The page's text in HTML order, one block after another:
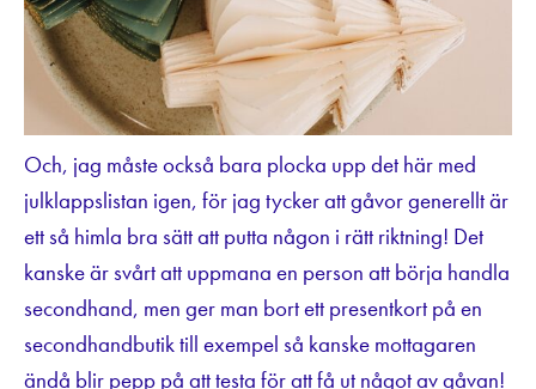
Och, jag måste också bara plocka upp det här med
julklappslistan igen, för jag tycker att gåvor generellt är
ett så himla bra sätt att putta någon i rätt riktning! Det
kanske är svårt att uppmana en person att börja handla
secondhand, men ger man bort ett presentkort på en
secondhandbutik till exempel så kanske mottagaren
ändå blir pepp på att testa för att få ut något av gåvan!